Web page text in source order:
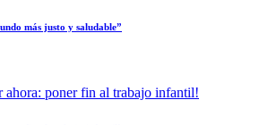
más justo y saludable”